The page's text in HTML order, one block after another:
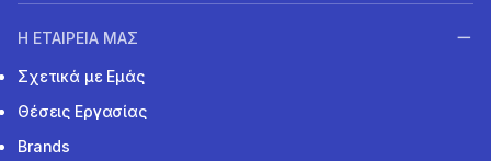
Η ΕΤΑΙΡΕΙΑ ΜΑΣ
Σχετικά με Εμάς
Θέσεις Εργασίας
Brands